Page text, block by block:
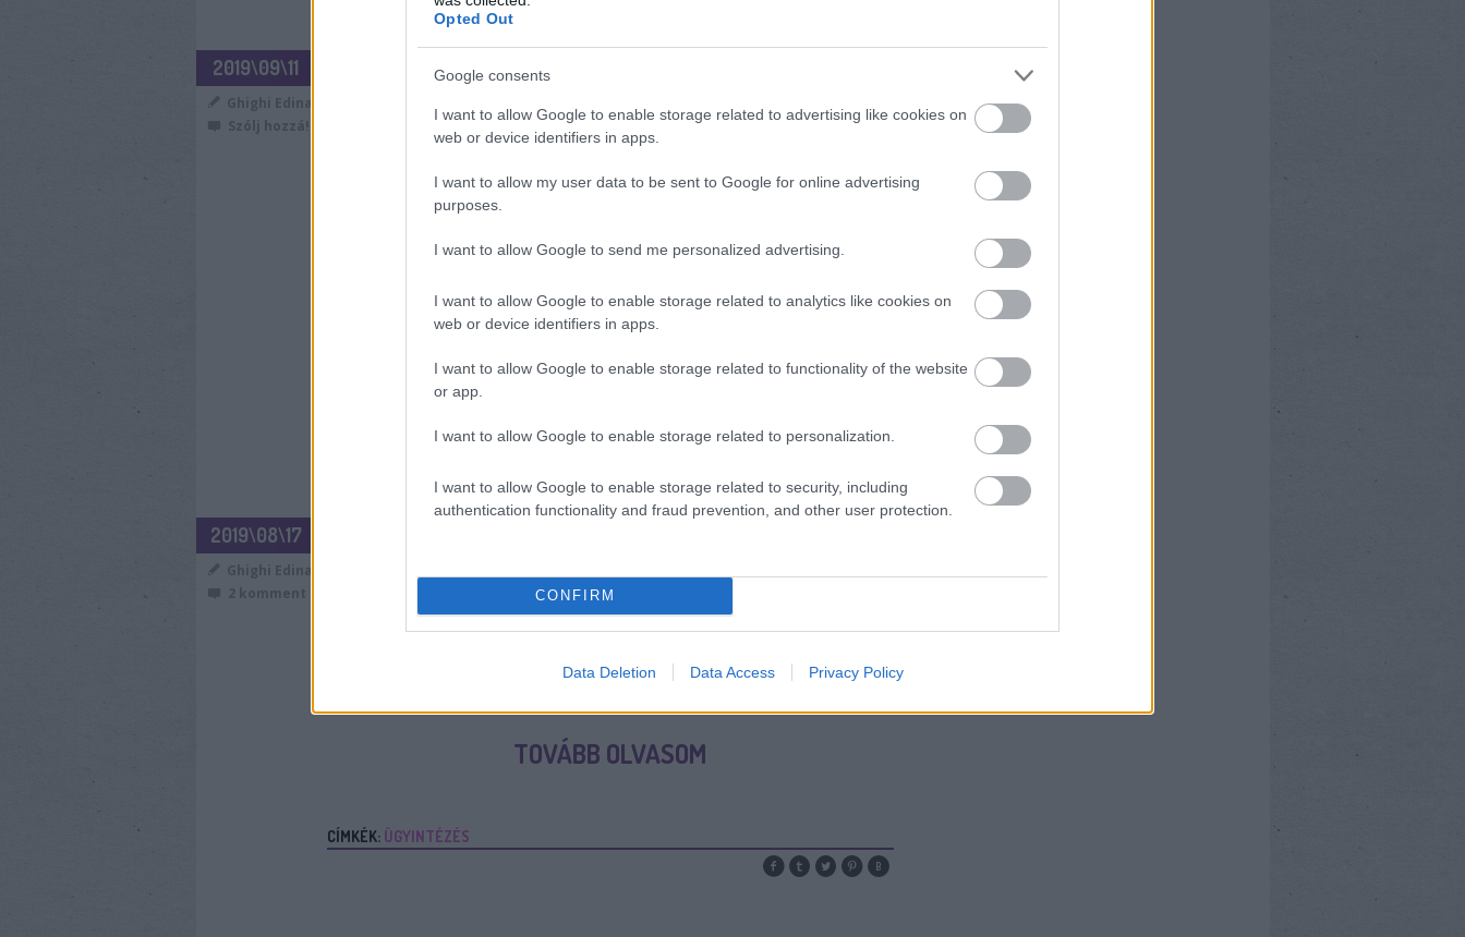
Opted Out
Google consents
I want to allow Google to enable storage related to advertising like cookies on
web or device identifiers in apps.
I want to allow my user data to be sent to Google for online advertising
purposes.
I want to allow Google to send me personalized advertising.
I want to allow Google to enable storage related to analytics like cookies on
web or device identifiers in apps.
I want to allow Google to enable storage related to functionality of the website
or app.
I want to allow Google to enable storage related to personalization.
I want to allow Google to enable storage related to security, including
authentication functionality and fraud prevention, and other user protection.
CONFIRM
Data Deletion Data Access Privacy Policy
2019\09\11
Ghighi Edina
Szólj hozzá!
MENNYI A CSED, GYED ÖSSZEGE AZ SZJA-S
EGYÉNI VÁLLALKOZÓNAK?
Ha valaki egyéni vállalkozó, annak a legjobban a KATA éri meg? Ha
gyermeket tervezel vagy már kismama vagy, akkor az ellátások
szempontjából nézve jobban jársz, ha "sima" vállalkozó vagy. A
továbbiakban leírom, ki a "sima" vállalkozó, és hogy melyik ellátás
hogyan alakul nála.
TOVÁBB OLVASOM
VÁLLALKOZÁS
2019\08\17
Ghighi Edina
2 komment
OTTHONRÓL
Ha eleged van a sorban állásból a hivatalokban
online? Leírtam lépésről lépésre hogyan csináld.
TOVÁBB OLVASOM
CÍMKÉK: ÜGYINTÉZÉS